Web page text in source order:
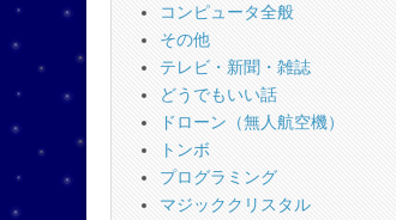
コンピュータ全般
その他
テレビ・新聞・雑誌
どうでもいい話
ドローン（無人航空機）
トンボ
プログラミング
マジッククリスタル